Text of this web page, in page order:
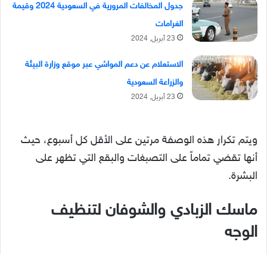
جدول المخالفات المرورية في السعودية 2024 وقيمة
الغرامات
23 أبريل, 2024
الاستعلام عن دعم المواشي عبر موقع وزارة البيئة
والزراعة السعودية
23 أبريل, 2024
ويتم تكرار هذه الوصفة مرتين على الأقل كل أسبوع، حيث
أنها تقضي تماماً على التصبغات والبقع التي تظهر على
البشرة.
ماسك الزبادي والشوفان لتنظيف
الوجه